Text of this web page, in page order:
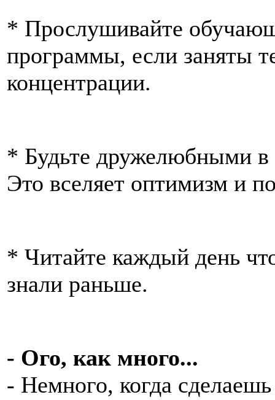
* Прослушивайте
программы, если заняты
концентрации.
* Будьте дружелюбными в
Это вселяет оптимизм и
* Читайте каждый день
знали раньше.
- Ого, как много...
- Немного, когда